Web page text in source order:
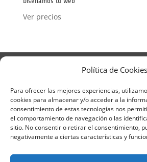
Política de Cookies
Para ofrecer las mejores experiencias,
cookies para almacenar y/o acceder a la
consentimiento de estas tecnologías nos
el comportamiento de navegación o las
sitio. No consentir o retirar el consentimiento,
negativamente a ciertas características y
Ver precios
Aviso Legal
Política de
Política de Cookies
Formulario de Datos
Métodos de pago SEQURA
Formulario de Acción
Formulario de responsabilidad